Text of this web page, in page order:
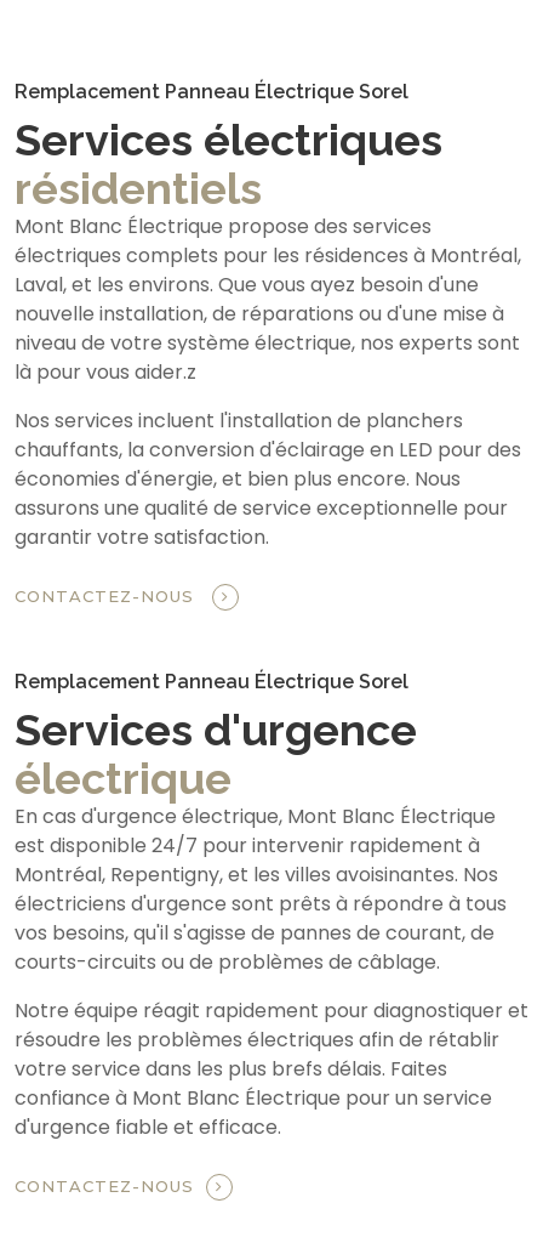
Remplacement Panneau Électrique Sorel
Services électriques
résidentiels
Mont Blanc Électrique propose des services
électriques complets pour les résidences à Montréal,
Laval, et les environs. Que vous ayez besoin d'une
nouvelle installation, de réparations ou d'une mise à
niveau de votre système électrique, nos experts sont
là pour vous aider.z
Nos services incluent l'installation de planchers
chauffants, la conversion d'éclairage en LED pour des
économies d'énergie, et bien plus encore. Nous
assurons une qualité de service exceptionnelle pour
garantir votre satisfaction.
CONTACTEZ-NOUS
Remplacement Panneau Électrique Sorel
Services d'urgence
électrique
En cas d'urgence électrique, Mont Blanc Électrique
est disponible 24/7 pour intervenir rapidement à
Montréal, Repentigny, et les villes avoisinantes. Nos
électriciens d'urgence sont prêts à répondre à tous
vos besoins, qu'il s'agisse de pannes de courant, de
courts-circuits ou de problèmes de câblage.
Notre équipe réagit rapidement pour diagnostiquer et
résoudre les problèmes électriques afin de rétablir
votre service dans les plus brefs délais. Faites
confiance à Mont Blanc Électrique pour un service
d'urgence fiable et efficace.
CONTACTEZ-NOUS